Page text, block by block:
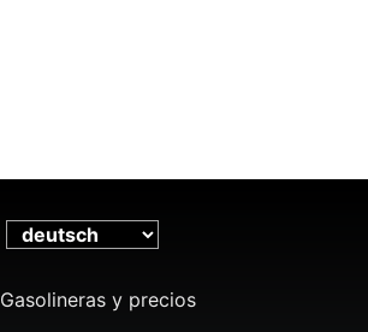
Gasolineras y precios